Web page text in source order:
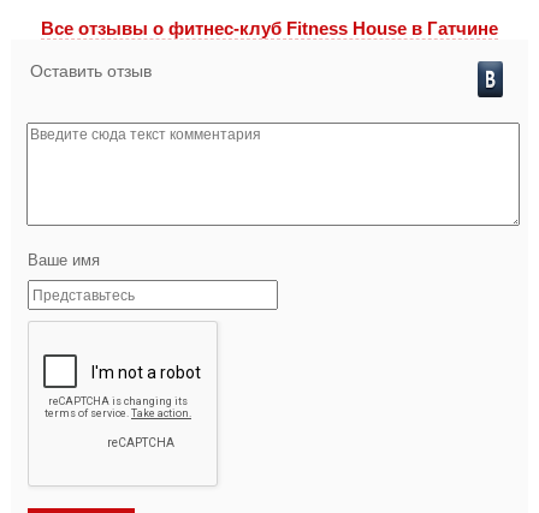
Все отзывы o фитнес-клуб Fitness House в Гатчине
Оставить отзыв
Ваше имя